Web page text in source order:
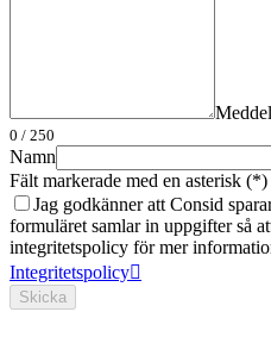
0 / 250
Namn
Fält markerade med en asterisk
Jag godkänner att Consid
formuläret samlar in uppgifter så
integritetspolicy för mer
Integritetspolicy
Skicka